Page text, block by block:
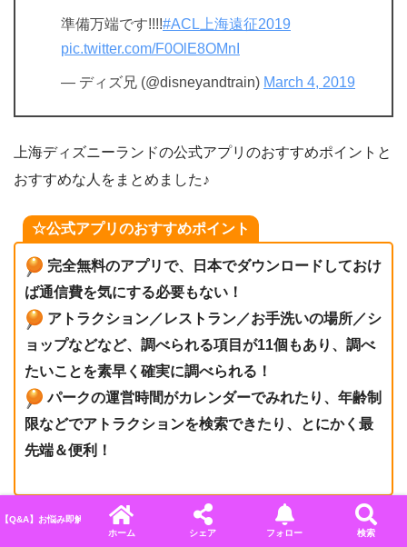
準備万端です!!!!#ACL上海遠征2019
pic.twitter.com/F0OlE8OMnI
— ディズ兄 (@disneyandtrain) March 4, 2019
上海ディズニーランドの公式アプリのおすすめポイントと
おすすめな人をまとめました♪
☆公式アプリのおすすめポイント
完全無料のアプリで、日本でダウンロードしておけ
ば通信費を気にする必要もない！
アトラクション／レストラン／お手洗いの場所／シ
ョップなどなど、調べられる項目が11個もあり、調べ
たいことを素早く確実に調べられる！
パークの運営時間がカレンダーでみれたり、年齢制
限などでアトラクションを検索できたり、とにかく最
先端＆便利！
上海ディズニーランドの公式アプリは、
TDRの公式アプリ
より圧倒的に最先端！
【Q&A】お悩み即解決！ディズニーに関するよくある質問＆回答まとめ
ホーム
シェア フォロー 検索